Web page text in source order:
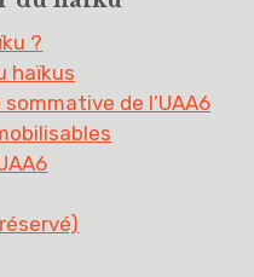
?
haïkus
de l’UAA6